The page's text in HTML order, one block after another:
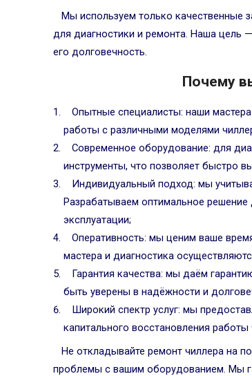
Мы используем только качественные
для диагностики и ремонта. Наша цель
его долговечность.
Почему
Опытные специалисты: наши
работы с различными моделями
Современное оборудование: для
инструменты, что позволяет быстро
Индивидуальный подход: мы
Разрабатываем оптимальное решение
эксплуатации;
Оперативность: мы ценим ваше
мастера и диагностика
Гарантия качества: мы даём
быть уверены в надёжности и
Широкий спектр услуг: мы
капитального восстановления работы
Не откладывайте ремонт чиллера на
проблемы с вашим оборудованием. Мы